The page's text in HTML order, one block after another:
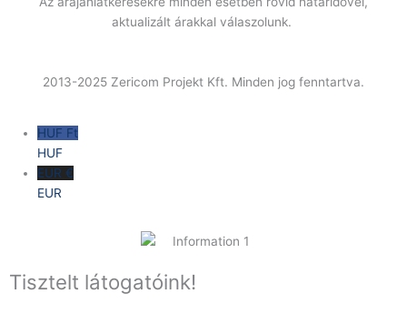
aktualizált árakkal válaszolunk.
2013-2025 Zericom Projekt Kft. Minden jog fenntartva.
HUF Ft
HUF
EUR €
EUR
Tisztelt látogatóink!